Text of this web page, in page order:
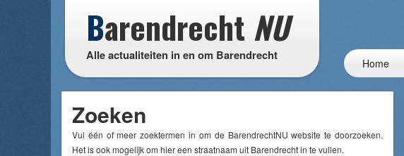
Barendrecht NU
Alle actualiteiten in en om Barendrecht
Home
Zoeken
Vul één of meer zoektermen in om de BarendrechtNU website te doorzoeken.
Het is ook mogelijk om hier een straatnaam uit Barendrecht in te vullen.